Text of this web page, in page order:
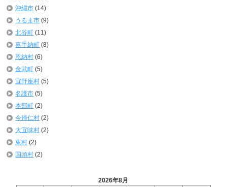
沖縄市 (14)
うるま市 (9)
北谷町 (11)
嘉手納町 (8)
恩納村 (6)
金武町 (5)
宜野座村 (5)
名護市 (5)
本部町 (2)
今帰仁村 (2)
大宜味村 (2)
東村 (2)
国頭村 (2)
2026年8月